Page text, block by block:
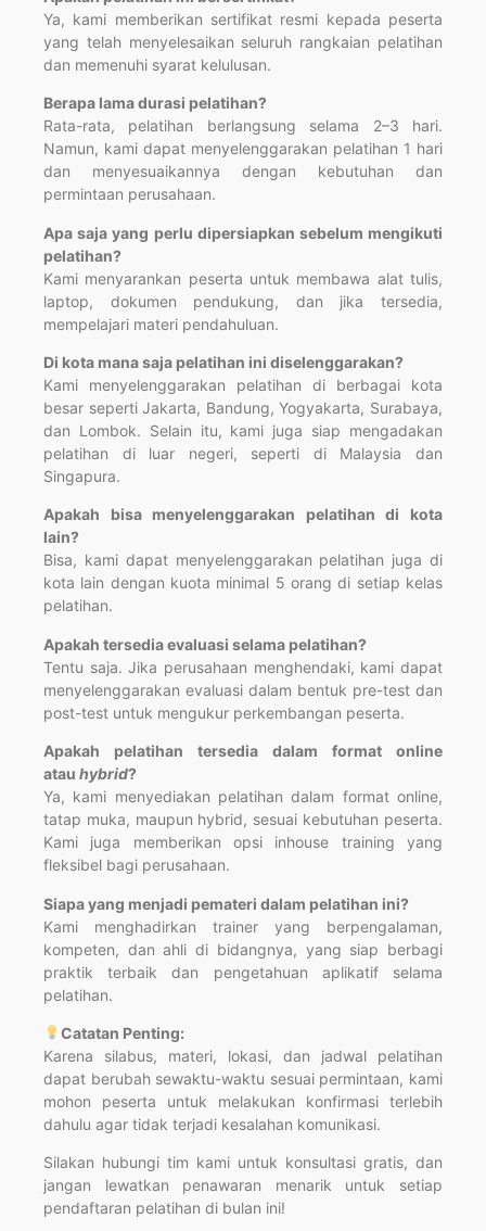
Ya, kami memberikan sertifikat resmi kepada peserta
yang telah menyelesaikan seluruh rangkaian pelatihan
dan memenuhi syarat kelulusan.
Berapa lama durasi pelatihan?
Rata-rata, pelatihan berlangsung selama 2–3 hari.
Namun, kami dapat menyelenggarakan pelatihan 1 hari
dan menyesuaikannya dengan kebutuhan dan
permintaan perusahaan.
Apa saja yang perlu dipersiapkan sebelum mengikuti
pelatihan?
Kami menyarankan peserta untuk membawa alat tulis,
laptop, dokumen pendukung, dan jika tersedia,
mempelajari materi pendahuluan.
Di kota mana saja pelatihan ini diselenggarakan?
Kami menyelenggarakan pelatihan di berbagai kota
besar seperti Jakarta, Bandung, Yogyakarta, Surabaya,
dan Lombok. Selain itu, kami juga siap mengadakan
pelatihan di luar negeri, seperti di Malaysia dan
Singapura.
Apakah bisa menyelenggarakan pelatihan di kota
lain?
Bisa, kami dapat menyelenggarakan pelatihan juga di
kota lain dengan kuota minimal 5 orang di setiap kelas
pelatihan.
Apakah tersedia evaluasi selama pelatihan?
Tentu saja. Jika perusahaan menghendaki, kami dapat
menyelenggarakan evaluasi dalam bentuk pre-test dan
post-test untuk mengukur perkembangan peserta.
Apakah pelatihan tersedia dalam format online
atau hybrid?
Ya, kami menyediakan pelatihan dalam format online,
tatap muka, maupun hybrid, sesuai kebutuhan peserta.
Kami juga memberikan opsi inhouse training yang
fleksibel bagi perusahaan.
Siapa yang menjadi pemateri dalam pelatihan ini?
Kami menghadirkan trainer yang berpengalaman,
kompeten, dan ahli di bidangnya, yang siap berbagi
praktik terbaik dan pengetahuan aplikatif selama
pelatihan.
Catatan Penting:
Karena silabus, materi, lokasi, dan jadwal pelatihan
dapat berubah sewaktu-waktu sesuai permintaan, kami
mohon peserta untuk melakukan konfirmasi terlebih
dahulu agar tidak terjadi kesalahan komunikasi.
Silakan hubungi tim kami untuk konsultasi gratis, dan
jangan lewatkan penawaran menarik untuk setiap
pendaftaran pelatihan di bulan ini!